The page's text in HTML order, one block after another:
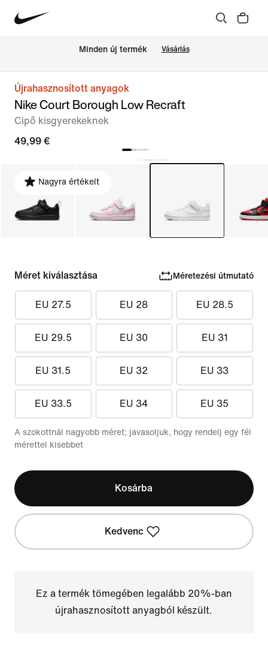
Minden új termék Vásárlás
Újrahasznosított anyagok
Nike Court Borough Low Recraft
Cipő kisgyerekeknek
49,99 €
Nagyra értékelt
Méret kiválasztása Méretezési útmutató
EU 27.5 EU 28 EU 28.5
EU 29.5 EU 30 EU 31
EU 31.5 EU 32 EU 33
EU 33.5 EU 34 EU 35
A szokottnál nagyobb méret; javasoljuk, hogy rendelj egy fél
mérettel kisebbet
Kosárba
Kedvenc
Ez a termék tömegében legalább 20%-ban
újrahasznosított anyagból készült.